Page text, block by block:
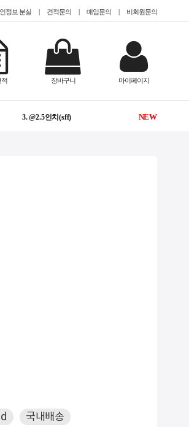
정보 분실 | 견적문의 | 매입문의 | 비회원문의
마이페이지
장바구니
적
NEW
2. @epyc
NEW
4. @hdd 미장착
국내배송